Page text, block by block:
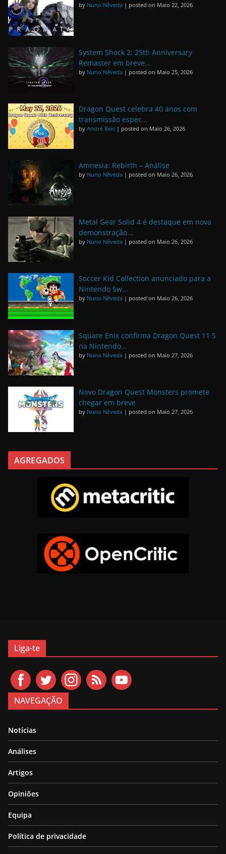
by Nuno Nêveda | posted on Maio 22, 2026
System Shock 2: 25th Anniversary
Remaster em breve...
by Nuno Nêveda | posted on Maio 25, 2026
Dragon Quest celebra 40 anos com
transmissão espec...
by André Reis | posted on Maio 26, 2026
Amnesia: Rebirth – Análise
by Nuno Nêveda | posted on Maio 26, 2026
Metal Gear Solid 4 é destaque em nova
demonstração...
by Nuno Nêveda | posted on Maio 26, 2026
Soccer Kid Collection anunciado para a
Nintendo Sw...
by Nuno Nêveda | posted on Maio 26, 2026
Square Enix confirma Dragon Quest 11 S
na Nintendo...
by Nuno Nêveda | posted on Maio 27, 2026
Novo Dragon Quest Monsters promete
chegar em breve
by Nuno Nêveda | posted on Maio 27, 2026
AGREGADOS
Liga-te
NAVEGAÇÃO
Notícias
Análises
Artigos
Opiniões
Equipa
Política de privacidade